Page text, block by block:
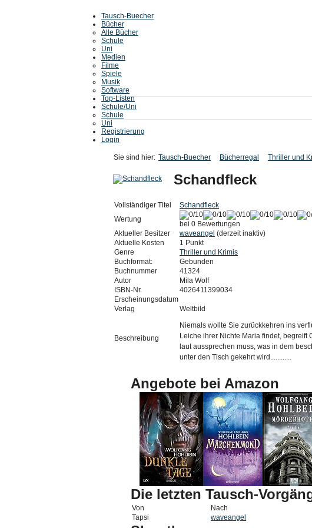
Tausch-Buecher
Bücher
Alle Bücher
Schule
Uni
Medien
Filme
Spiele
Musik
Software
Top-Listen
Schule/Uni
Schule
Uni
Registrierung
Login
Sie sind hier: Tausch-Buecher Bücherregal Thriller und
Schandfleck
Vollständiger Titel
Schandfleck
Wertung
bei 0 Bewertungen
Aktueller Besitzer
waveangel (derzeit inaktiv)
Aktuelle Kosten
1 Punkt
Genre
Thriller und Krimis
Buchformat:
Gebunden
Buchnummer
41324
Autor
Mila Wolf
ISBN-Nr.
4026411399034
Erscheinungsdatum
Verlag
Weltbild
Beschreibung
Niemals wollte Sie zurückkehren ins
Leiche ihrer Nichte Maria findet, begreift
laut aussprechen muss, was in dem
unter den Tisch gekehrt wird............
Angebote bei Amazon
Die letzten Tausch-
Von Nach
Tapsi
waveangel